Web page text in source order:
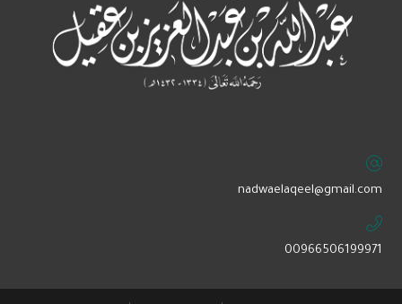
‏nadwaelaqeel@gmail.com
00966506199971